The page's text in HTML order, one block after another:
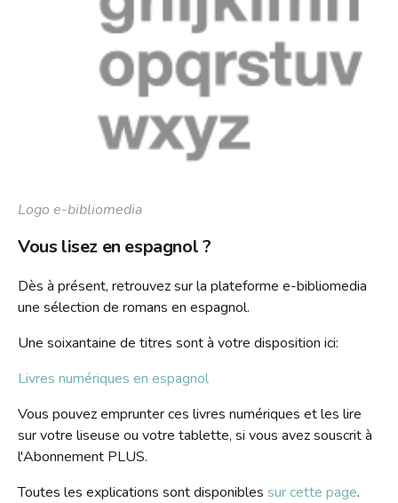
Lire dans d'autres langues
Livres numériques
Lire autrement
Pour les classes
Historique
Anecdotes
L'équipe
Rapports d'activités
Soutenir le Bibliobus
Emplois
Contact
Liens
Vidéos
Revue de presse
Radio
Bricolage
Souvenirs, souvenirs...
Logo e-bibliomedia
Vous lisez en espagnol ?
Dès à présent, retrouvez sur la plateforme e-bibliomedia
une sélection de romans en espagnol.
Une soixantaine de titres sont à votre disposition ici:
Livres numériques en espagnol
Vous pouvez emprunter ces livres numériques et les lire
sur votre liseuse ou votre tablette, si vous avez souscrit à
l'Abonnement PLUS.
Toutes les explications sont disponibles sur cette page.